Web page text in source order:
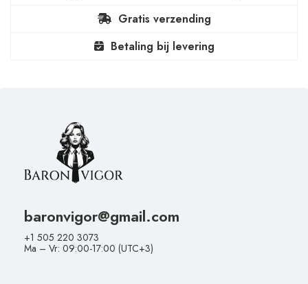
Gratis verzending
Betaling bij levering
baronvigor@gmail.com
+1 505 220 3073
Ma – Vr: 09:00-17:00 (UTC+3)